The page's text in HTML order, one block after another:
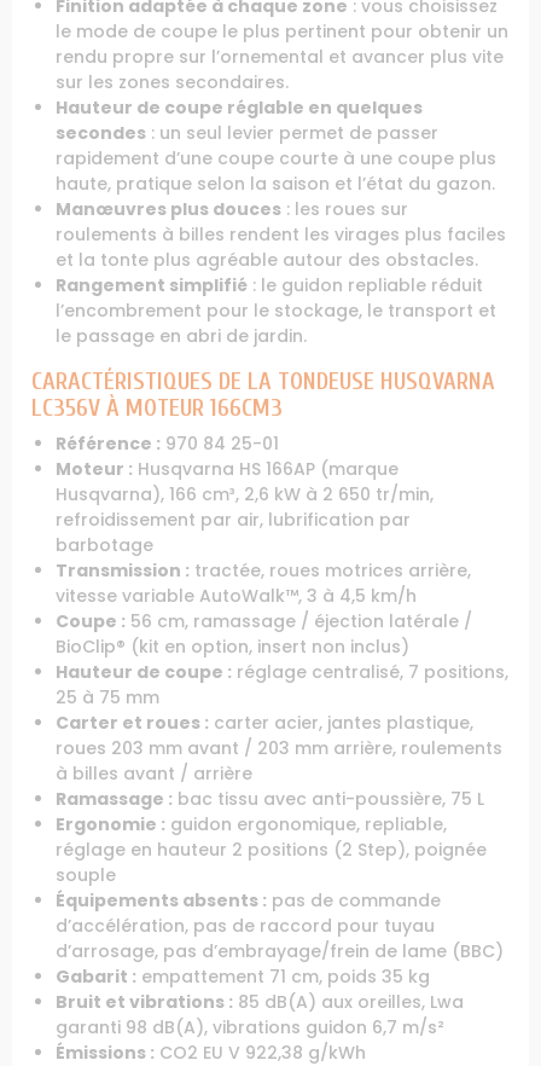
Finition adaptée à chaque zone : vous choisissez
le mode de coupe le plus pertinent pour obtenir un
rendu propre sur l’ornemental et avancer plus vite
sur les zones secondaires.
Hauteur de coupe réglable en quelques
secondes : un seul levier permet de passer
rapidement d’une coupe courte à une coupe plus
haute, pratique selon la saison et l’état du gazon.
Manœuvres plus douces : les roues sur
roulements à billes rendent les virages plus faciles
et la tonte plus agréable autour des obstacles.
Rangement simplifié : le guidon repliable réduit
l’encombrement pour le stockage, le transport et
le passage en abri de jardin.
CARACTÉRISTIQUES DE LA TONDEUSE HUSQVARNA
LC356V À MOTEUR 166CM3
Référence : 970 84 25-01
Moteur : Husqvarna HS 166AP (marque
Husqvarna), 166 cm³, 2,6 kW à 2 650 tr/min,
refroidissement par air, lubrification par
barbotage
Transmission : tractée, roues motrices arrière,
vitesse variable AutoWalk™, 3 à 4,5 km/h
Coupe : 56 cm, ramassage / éjection latérale /
BioClip® (kit en option, insert non inclus)
Hauteur de coupe : réglage centralisé, 7 positions,
25 à 75 mm
Carter et roues : carter acier, jantes plastique,
roues 203 mm avant / 203 mm arrière, roulements
à billes avant / arrière
Ramassage : bac tissu avec anti-poussière, 75 L
Ergonomie : guidon ergonomique, repliable,
réglage en hauteur 2 positions (2 Step), poignée
souple
Équipements absents : pas de commande
d’accélération, pas de raccord pour tuyau
d’arrosage, pas d’embrayage/frein de lame (BBC)
Gabarit : empattement 71 cm, poids 35 kg
Bruit et vibrations : 85 dB(A) aux oreilles, Lwa
garanti 98 dB(A), vibrations guidon 6,7 m/s²
Émissions : CO2 EU V 922,38 g/kWh